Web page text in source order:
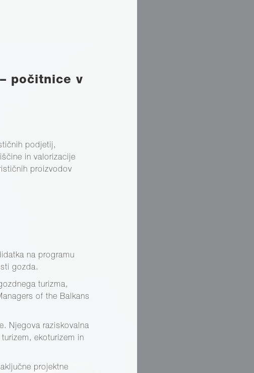
počitnice v
podjetij,
in valorizacije
proizvodov
na programu
gozda.
turizma,
of the Balkans
Njegova raziskovalna
ekoturizem in
projektne